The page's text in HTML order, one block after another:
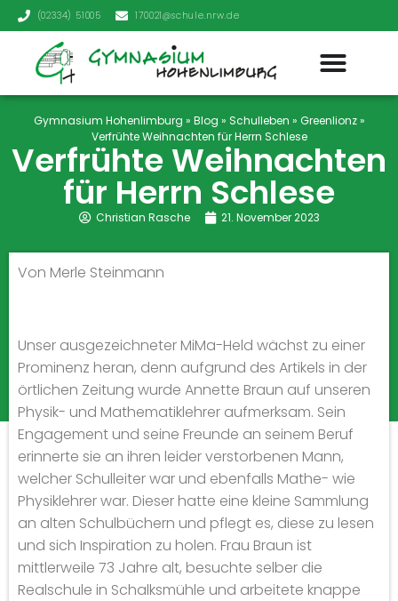
(02334) 51005 170021@schule.nrw.de
Gymnasium Hohenlimburg » Blog » Schulleben » Greenlionz»
Verfrühte Weihnachten für Herrn Schlese
Verfrühte Weihnachten
für Herrn Schlese
Christian Rasche 21. November 2023
Von Merle Steinmann
Unser ausgezeichneter MiMa-Held wächst zu einer
Prominenz heran, denn aufgrund des Artikels in der
örtlichen Zeitung wurde Annette Braun auf unseren
Physik- und Mathematiklehrer aufmerksam. Sein
Engagement und seine Freunde an seinem Beruf
erinnerte sie an ihren leider verstorbenen Mann,
welcher Schulleiter war und ebenfalls Mathe- wie
Physiklehrer war. Dieser hatte eine kleine Sammlung
an alten Schulbüchern und pflegt es, diese zu lesen
und sich Inspiration zu holen. Frau Braun ist
mittlerweile 73 Jahre alt, besuchte selber die
Realschule in Schalksmühle und arbeitete knappe